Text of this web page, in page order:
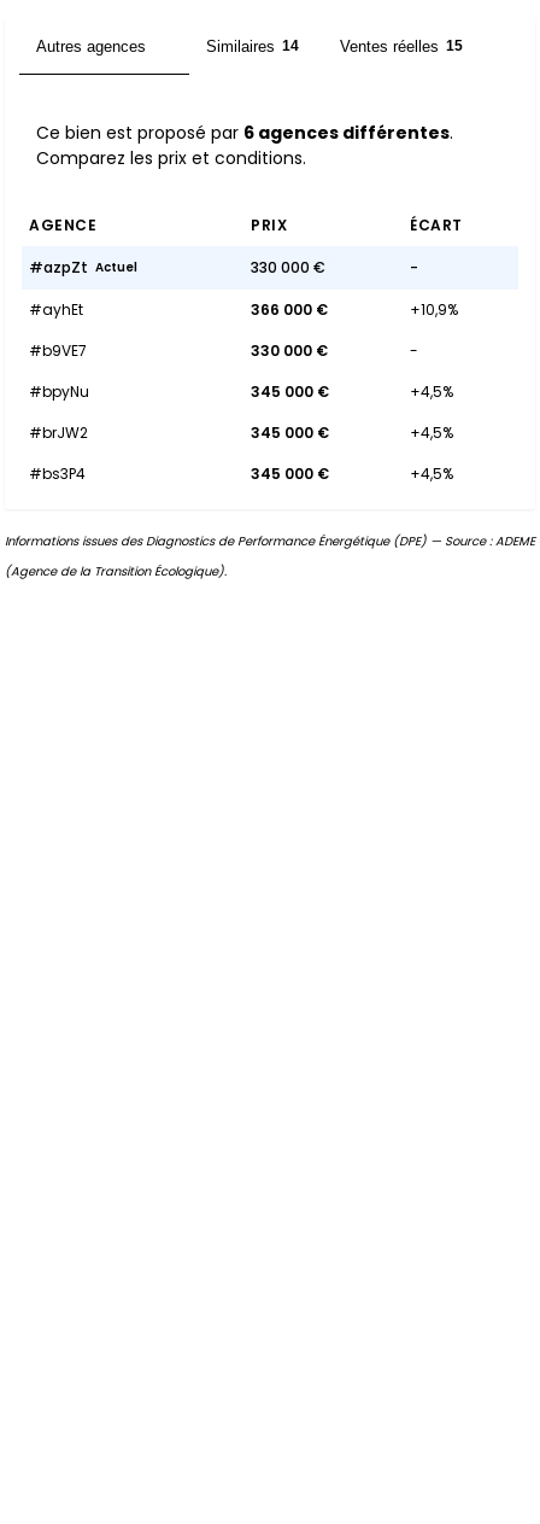
Autres agences Similaires 14 Ventes réelles 15
Ce bien est proposé par 6 agences différentes.
Comparez les prix et conditions.
AGENCE PRIX ÉCART
#azpZt Actuel 330 000 € -
#ayhEt 366 000 €
+10,9%
#b9VE7
330 000 €
-
#bpyNu
345 000 €
+4,5%
#brJW2
345 000 €
+4,5%
#bs3P4
345 000 € +4,5%
Informations issues des Diagnostics de Performance Énergétique (DPE) — Source : ADEME
(Agence de la Transition Écologique).